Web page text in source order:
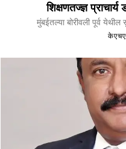
शिक्षणतज्ज्ञ
मुंबईतल्या बोरीवली पूर्व येथील